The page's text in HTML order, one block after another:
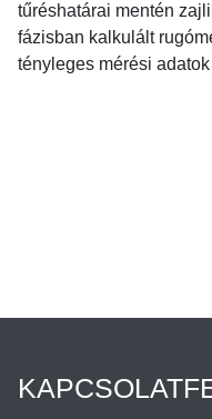
tűréshatárai mentén
fázisban kalkulált
tényleges mérési